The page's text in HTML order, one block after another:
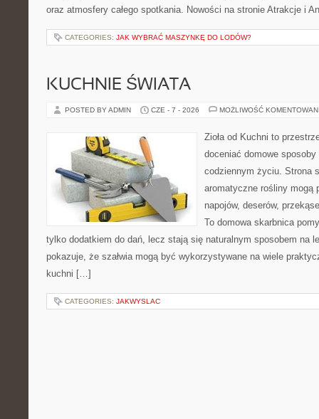
oraz atmosfery całego spotkania. Nowości na stronie Atrakcje i
CATEGORIES: JAK WYBRAĆ MASZYNKĘ DO LODÓW?
KUCHNIE ŚWIATA
POSTED BY ADMIN CZE - 7 - 2026 MOŻLIWOŚĆ
Zioła od Kuchni to
doceniać domowe
codziennym życiu. Strona
aromatyczne rośliny mogą
napojów, deserów,
To domowa skarbnica
tylko dodatkiem do dań, lecz stają się naturalnym sposobem na
pokazuje, że szałwia mogą być wykorzystywane na wiele
kuchni […]
CATEGORIES: JAKWYSLAC